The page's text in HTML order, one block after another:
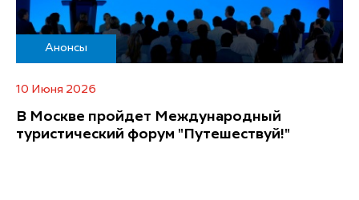
Анонсы
10 Июня 2026
В Москве пройдет Международный
туристический форум "Путешествуй!"